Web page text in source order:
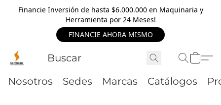
Financie Inversión de hasta $6.000.000 en Maquinaria y
Herramienta por 24 Meses!
FINANCIE AHORA MISMO
Nosotros Sedes Marcas Catálogos